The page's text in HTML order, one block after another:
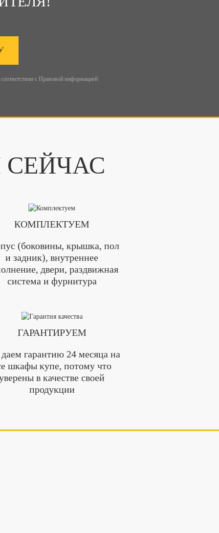
с Правовой информацией
КОМПЛЕКТУЕМ
(боковины, крышка, пол
и задник), внутреннее
двери, раздвижная
система и фурнитура
ГАРАНТИРУЕМ
гарантию 24 месяца на
шкафы купе, потому что
в качестве своей
продукции